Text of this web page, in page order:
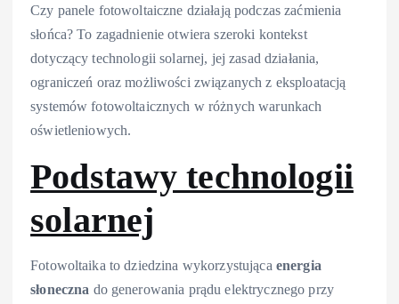
Czy panele fotowoltaiczne działają podczas zaćmienia
słońca? To zagadnienie otwiera szeroki kontekst
dotyczący technologii solarnej, jej zasad działania,
ograniczeń oraz możliwości związanych z eksploatacją
systemów fotowoltaicznych w różnych warunkach
oświetleniowych.
Podstawy technologii
solarnej
Fotowoltaika to dziedzina wykorzystująca energia
słoneczna do generowania prądu elektrycznego przy